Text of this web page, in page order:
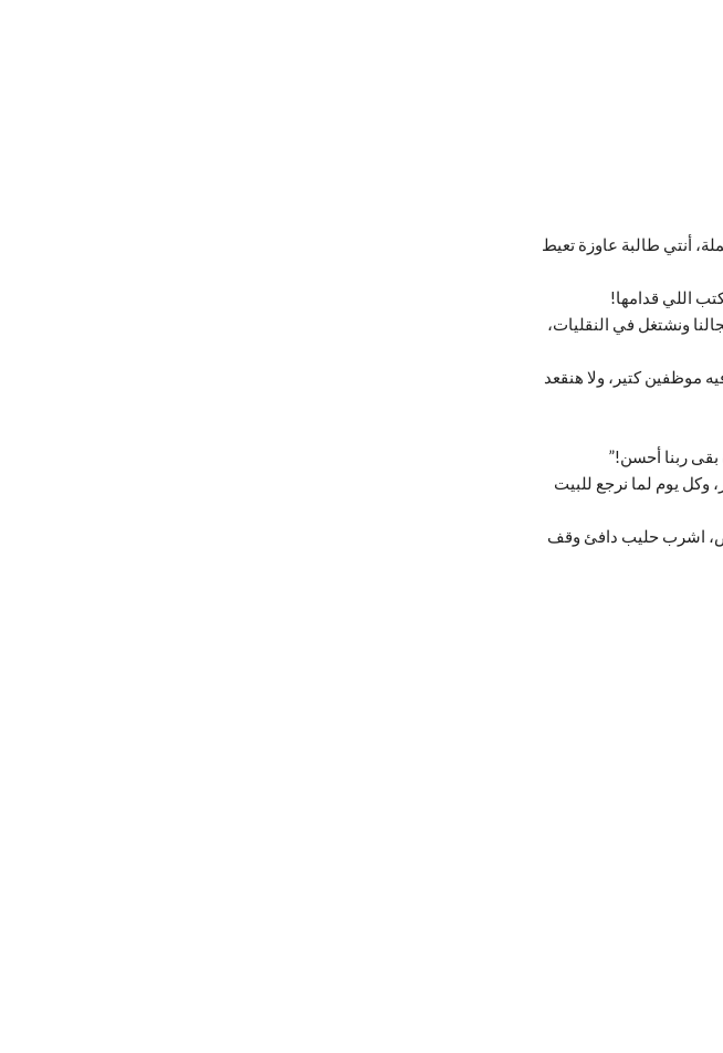
أنتي طالبة عاوزة تعيط
اللي قدامها!
ونشتغل في النقليات،
موظفين كتير، ولا هنقعد
بقى ربنا أحسن!”
وكل يوم لما نرجع للبيت
اشرب حليب دافئ وقف